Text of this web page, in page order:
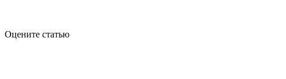
Оцените статью